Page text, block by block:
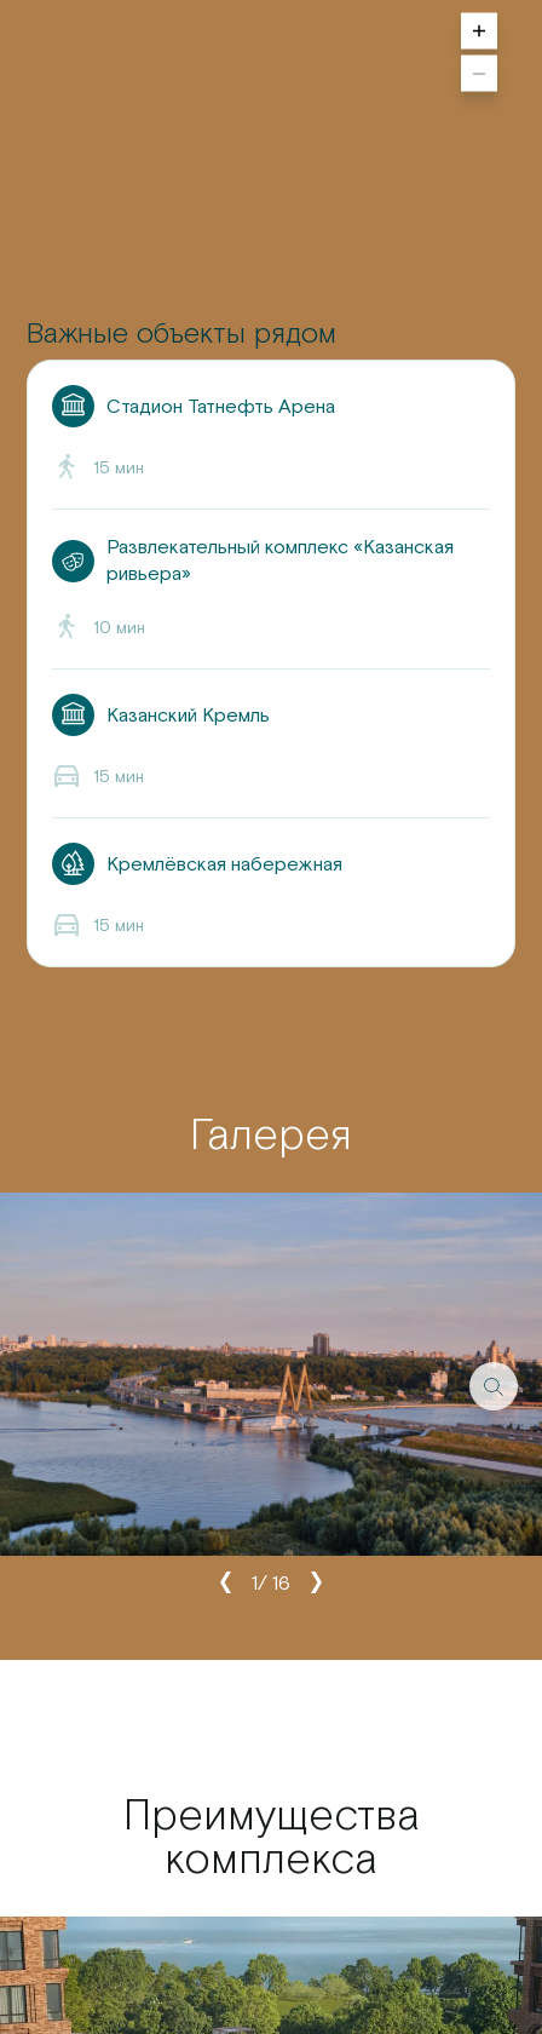
Важные объекты рядом
Стадион Татнефть Арена
15 мин
Развлекательный комплекс «Казанская
ривьера»
10 мин
Казанский Кремль
15 мин
Кремлёвская набережная
15 мин
Галерея
1/ 16
Преимущества
комплекса